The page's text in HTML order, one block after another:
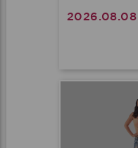
2026.08.08